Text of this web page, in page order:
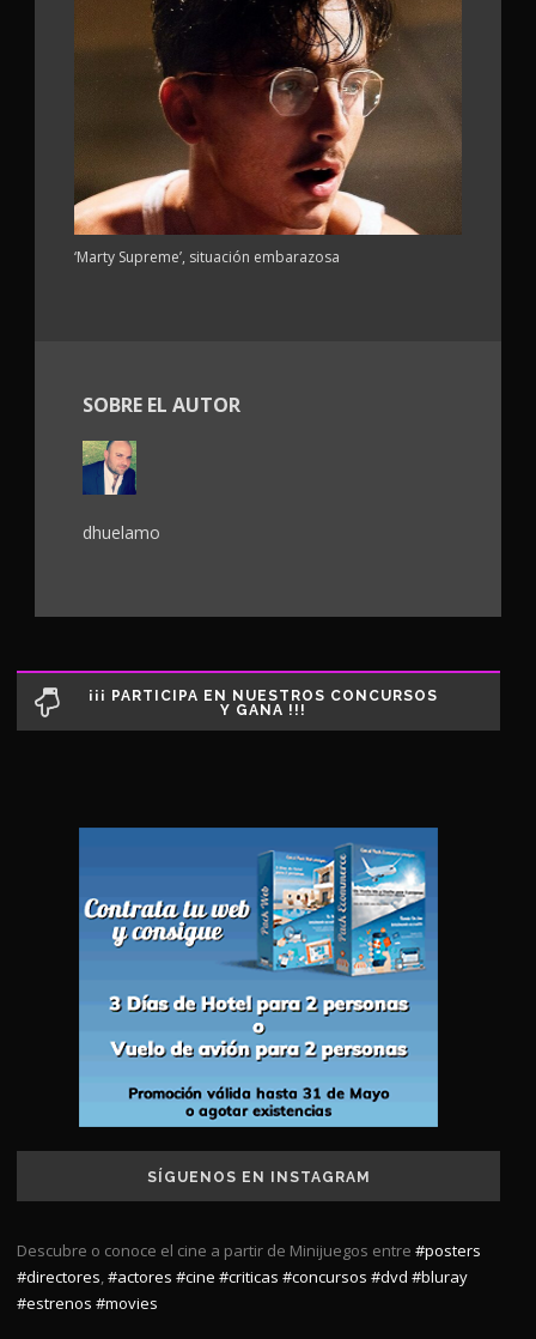
‘Marty Supreme’, situación embarazosa
SOBRE EL AUTOR
dhuelamo
¡¡¡ PARTICIPA EN NUESTROS CONCURSOS
Y GANA !!!
SÍGUENOS EN INSTAGRAM
Descubre o conoce el cine a partir de Minijuegos entre #posters
#directores #actores #cine #criticas #concursos #dvd #bluray
#estrenos #movies